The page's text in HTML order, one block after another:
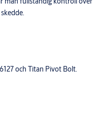
och Titan Pivot Bolt.